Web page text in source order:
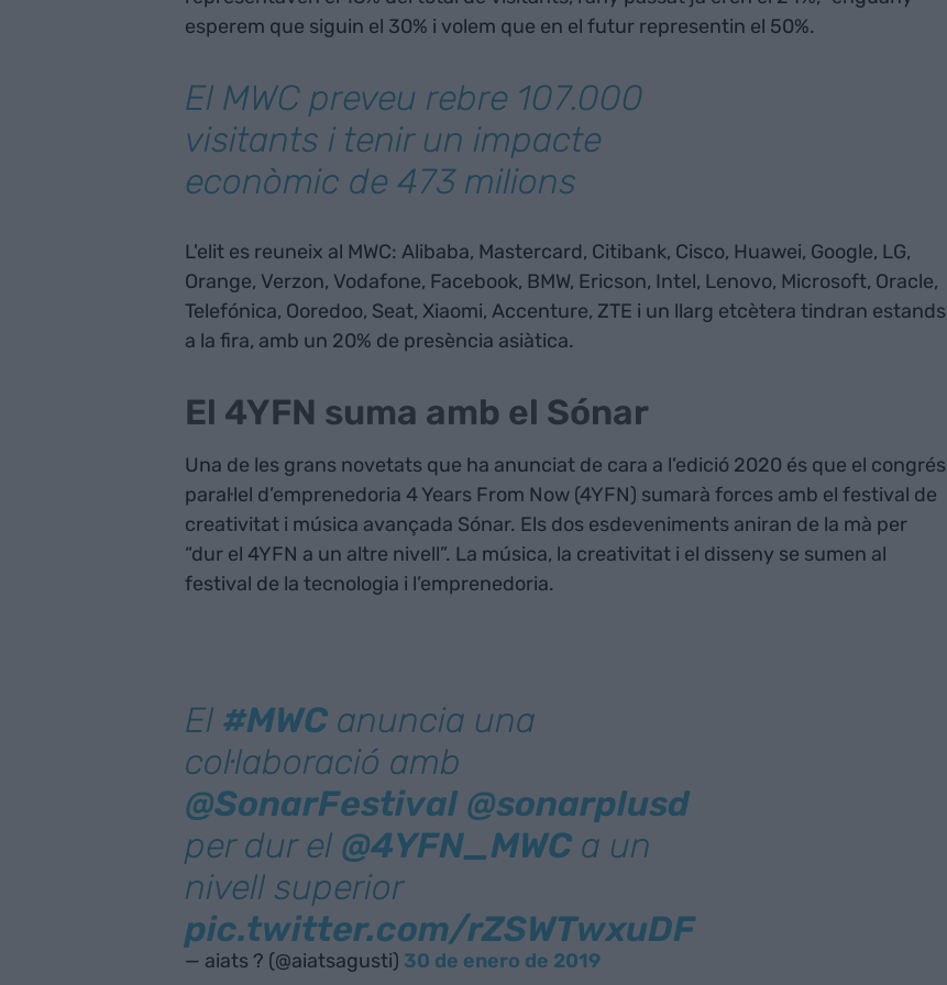
esperem que siguin el 30% i volem que en el futur representin el 50%.
El MWC preveu rebre 107.000
visitants i tenir un impacte
econòmic de 473 milions
L'elit es reuneix al MWC: Alibaba, Mastercard, Citibank, Cisco, Huawei, Google, LG,
Orange, Verzon, Vodafone, Facebook, BMW, Ericson, Intel, Lenovo, Microsoft, Oracle,
Telefónica, Ooredoo, Seat, Xiaomi, Accenture, ZTE i un llarg etcètera tindran estands
a la fira, amb un 20% de presència asiàtica.
El 4YFN suma amb el Sónar
Una de les grans novetats que ha anunciat de cara a l’edició 2020 és que el congrés
paral·lel d’emprenedoria 4 Years From Now (4YFN) sumarà forces amb el festival de
creativitat i música avançada Sónar. Els dos esdeveniments aniran de la mà per
“dur el 4YFN a un altre nivell”. La música, la creativitat i el disseny se sumen al
festival de la tecnologia i l’emprenedoria.
El #MWCanuncia una
col·laboració amb
@SonarFestival @sonarplusd
per dur el @4YFN_MWCa un
nivell superior
pic.twitter.com/rZSWTwxuDF
— aiats ? (@aiatsagusti) 30 de enero de 2019